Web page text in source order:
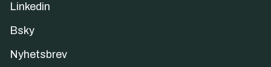
Linkedin
Bsky
Nyhetsbrev